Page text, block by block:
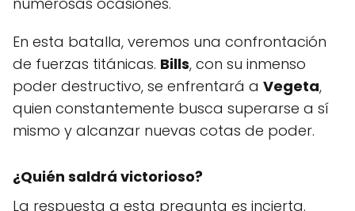
En esta batalla, veremos una confrontación
de fuerzas titánicas. Bills, con su inmenso
poder destructivo, se enfrentará a Vegeta,
quien constantemente busca superarse a sí
mismo y alcanzar nuevas cotas de poder.
¿Quién saldrá victorioso?
La respuesta a esta pregunta es incierta.